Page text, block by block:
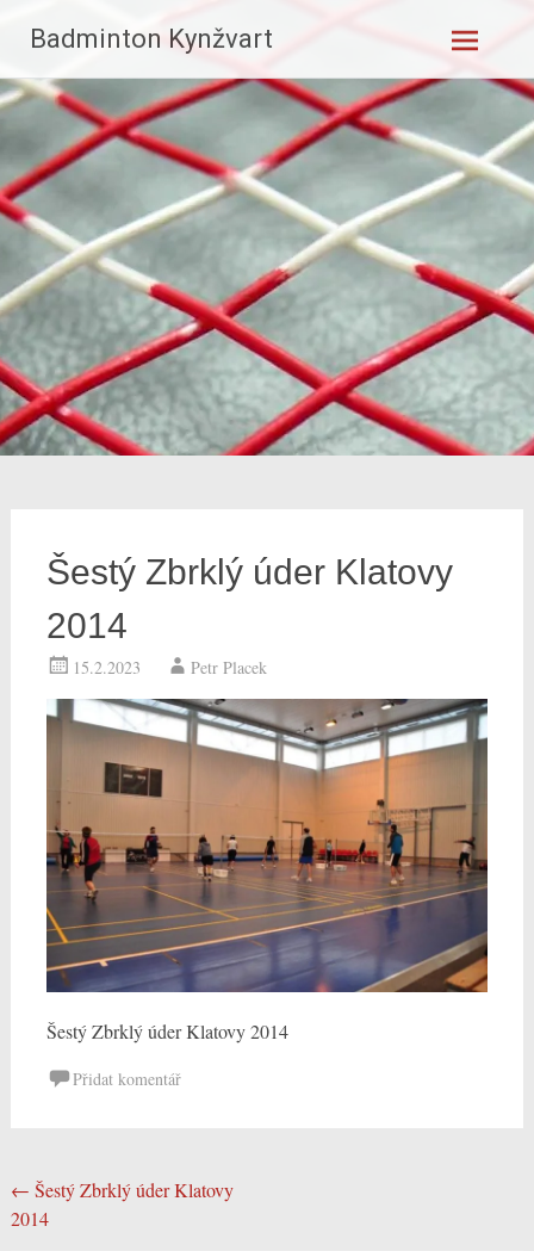
Badminton Kynžvart
Šestý Zbrklý úder Klatovy
2014
15.2.2023 Petr Placek
Šestý Zbrklý úder Klatovy 2014
Post
navigation
← Šestý Zbrklý úder Klatovy
2014